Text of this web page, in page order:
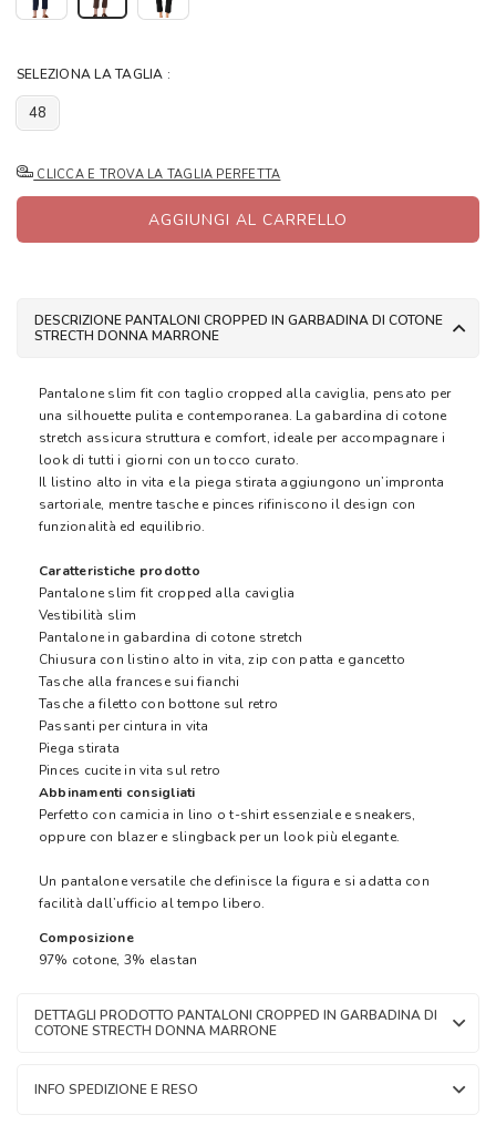
SELEZIONA LA TAGLIA :
48
CLICCA E TROVA LA TAGLIA PERFETTA
AGGIUNGI AL CARRELLO
DESCRIZIONE PANTALONI CROPPED IN GARBADINA DI COTONE
STRECTH DONNA MARRONE
Pantalone slim fit con taglio cropped alla caviglia, pensato per
una silhouette pulita e contemporanea. La gabardina di cotone
stretch assicura struttura e comfort, ideale per accompagnare i
look di tutti i giorni con un tocco curato.
Il listino alto in vita e la piega stirata aggiungono un’impronta
sartoriale, mentre tasche e pinces rifiniscono il design con
funzionalità ed equilibrio.
Caratteristiche prodotto
Pantalone slim fit cropped alla caviglia
Vestibilità slim
Pantalone in gabardina di cotone stretch
Chiusura con listino alto in vita, zip con patta e gancetto
Tasche alla francese sui fianchi
Tasche a filetto con bottone sul retro
Passanti per cintura in vita
Piega stirata
Pinces cucite in vita sul retro
Abbinamenti consigliati
Perfetto con camicia in lino o t-shirt essenziale e sneakers,
oppure con blazer e slingback per un look più elegante.
Un pantalone versatile che definisce la figura e si adatta con
facilità dall’ufficio al tempo libero.
Composizione
97% cotone, 3% elastan
DETTAGLI PRODOTTO PANTALONI CROPPED IN GARBADINA DI
COTONE STRECTH DONNA MARRONE
INFO SPEDIZIONE E RESO